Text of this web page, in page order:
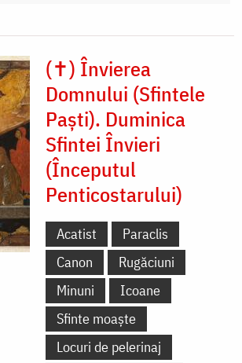
(✝) Învierea
Domnului (Sfintele
Paști). Duminica
Sfintei Învieri
(Începutul
Penticostarului)
Acatist
Paraclis
Canon
Rugăciuni
Minuni
Icoane
Sfinte moaște
Locuri de pelerinaj